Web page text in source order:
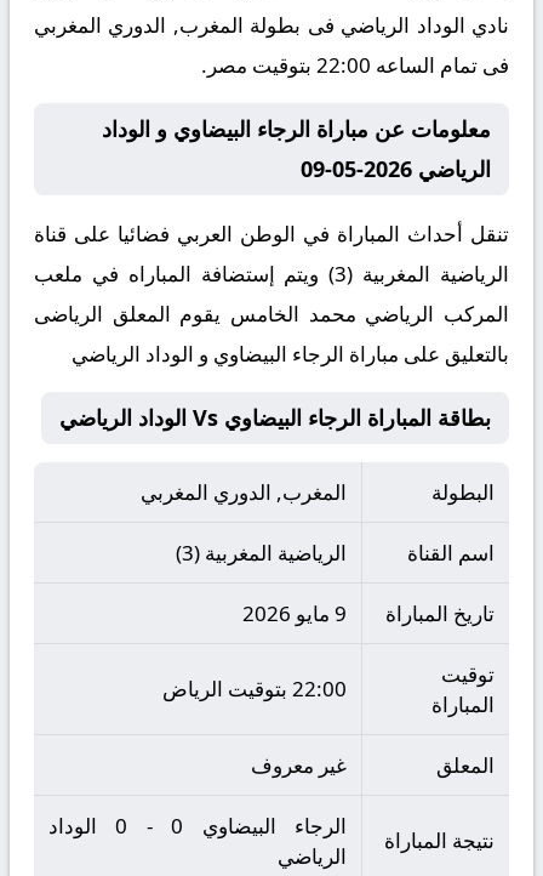
نادي الوداد الرياضي فى بطولة المغرب, الدوري المغربي
فى تمام الساعه 22:00 بتوقيت مصر.
معلومات عن مباراة الرجاء البيضاوي و الوداد
الرياضي 2026-05-09
تنقل أحداث المباراة في الوطن العربي فضائيا على قناة
الرياضية المغربية (3) ويتم إستضافة المباراه في ملعب
المركب الرياضي محمد الخامس يقوم المعلق الرياضى
بالتعليق على مباراة الرجاء البيضاوي و الوداد الرياضي
بطاقة المباراة الرجاء البيضاوي Vs الوداد الرياضي
البطولة المغرب, الدوري المغربي
اسم القناة الرياضية المغربية (3)
تاريخ المباراة 9 مايو 2026
توقيت
المباراة
22:00 بتوقيت الرياض
المعلق غير معروف
نتيجة المباراة
الرجاء البيضاوي 0 - 0 الوداد
الرياضي